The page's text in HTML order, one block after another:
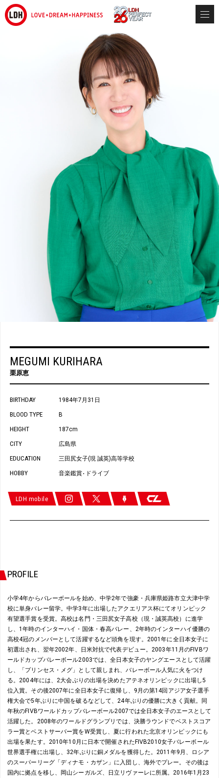
MEGUMI KURIHARA
栗原恵
BIRTHDAY 1984年7月31日
BLOOD TYPE B
HEIGHT 187cm
CITY 広島県
EDUCATION 三田尻女子(現 誠英)高等学校
HOBBY 音楽鑑賞・ ドライブ
LDH mobile
PROFILE
小学4年からバレーボールを始め、中学2年で強豪・兵庫県姫路市立大津中学
校に単身バレー留学。中学3年に出場したアクエリアス杯にてオリンピック
有望選手賞を受賞。高校は名門・三田尻女子高校（現・誠英高校）に進学
し、1年時のインターハイ・国体・春高バレー、2年時のインターハイ優勝の
高校4冠のメンバーとして活躍するなど頭角を現す。2001年に全日本女子に
初選出され、翌年2002年、日米対抗で代表デビュー。2003年11月のFIVBワ
ールドカップバレーボール2003では、全日本女子のヤングエースとして活躍
し、「プリンセス・メグ」として親しまれ、バレーボール人気に火をつけ
る。2004年には、2大会ぶりの出場を決めたアテネオリンピックに出場し5
位入賞。その後2007年に全日本女子に復帰し、9月の第14回アジア女子選手
権大会で5年ぶりに中国を破るなどして、24年ぶりの優勝に大きく貢献。同
年秋のFIVBワールドカップバレーボール2007では全日本女子のエースとして
活躍した。2008年のワールドグランプリでは、決勝ラウンドでベストスコア
ラー賞とベストサーバー賞をW受賞し、夏に行われた北京オリンピックにも
出場を果たす。2010年10月に日本で開催されたFIVB2010女子バレーボール
世界選手権に出場し、32年ぶりに銅メダルを獲得した。2011年9月、ロシア
のスーパーリーグ「ディナモ・カザン」に入団し、海外でプレー。その後は
国内に拠点を移し、岡山シーガルズ、日立リヴァーレに所属。2016年1月23